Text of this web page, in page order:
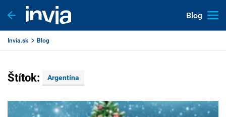
Blog
Invia.sk Blog
Štítok: Argentína